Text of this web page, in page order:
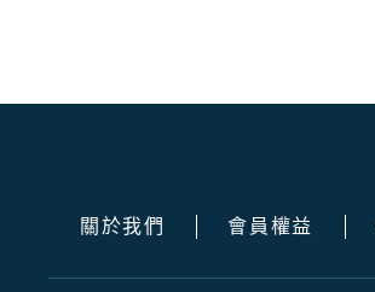
關於我們 會員權益